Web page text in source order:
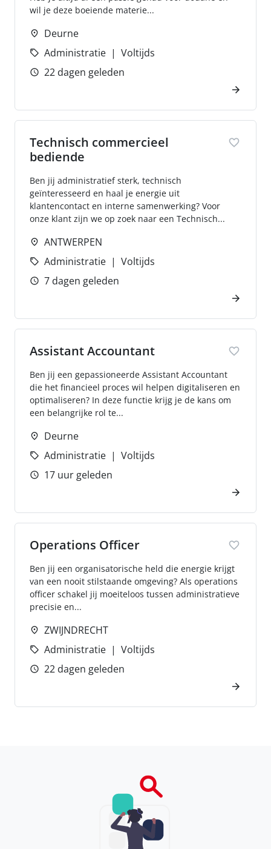
wil je deze boeiende materie...
Deurne
Administratie
Voltijds
22 dagen geleden
Technisch commercieel
bediende
Ben jij administratief sterk, technisch
geïnteresseerd en haal je energie uit
klantencontact en interne samenwerking? Voor
onze klant zijn we op zoek naar een Technisch...
ANTWERPEN
Administratie
Voltijds
7 dagen geleden
Assistant Accountant
Ben jij een gepassioneerde Assistant Accountant
die het financieel proces wil helpen digitaliseren en
optimaliseren? In deze functie krijg je de kans om
een belangrijke rol te...
Deurne
Administratie
Voltijds
17 uur geleden
Operations Officer
Ben jij een organisatorische held die energie krijgt
van een nooit stilstaande omgeving? Als operations
officer schakel jij moeiteloos tussen administratieve
precisie en...
ZWIJNDRECHT
Administratie
Voltijds
22 dagen geleden